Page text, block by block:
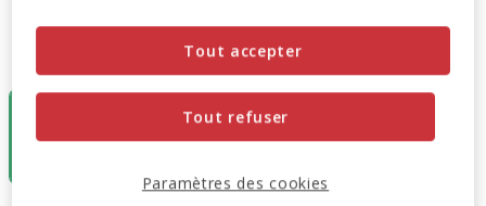
Destockage
19.46€
Tout refuser
Tout accepter
Paramètres des cookies